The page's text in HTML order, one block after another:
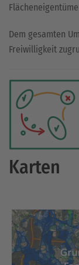
Dem gesamten
Freiwilligkeit
Karten